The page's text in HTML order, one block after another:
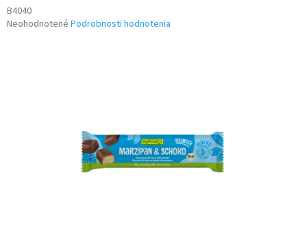
B4040
Priemerné
Neohodnotené Podrobnosti hodnotenia